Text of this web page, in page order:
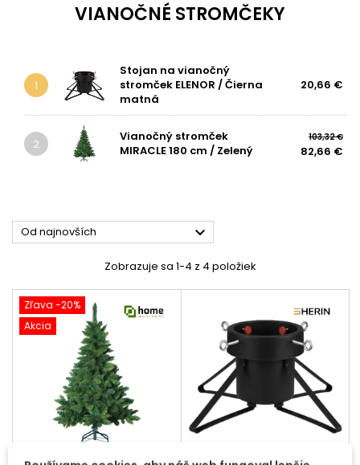
VIANOČNÉ STROMČEKY
1
Stojan na vianočný
stromček ELENOR / Čierna
matná
20,66 €
2
Vianočný stromček
MIRACLE 180 cm / Zelený
103,32 €
82,66 €
Od najnovších 
Zobrazuje sa 1-4 z 4 položiek
Zľava -20%
Akcia